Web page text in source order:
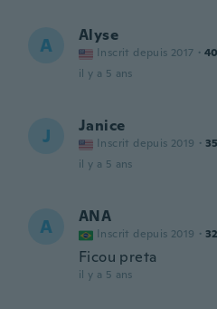
A Alyse
Inscrit depuis 2017 · 40
il y a 5 ans
J Janice
Inscrit depuis 2019 · 35
il y a 5 ans
A ANA
Inscrit depuis 2019 · 32
Ficou preta
il y a 5 ans